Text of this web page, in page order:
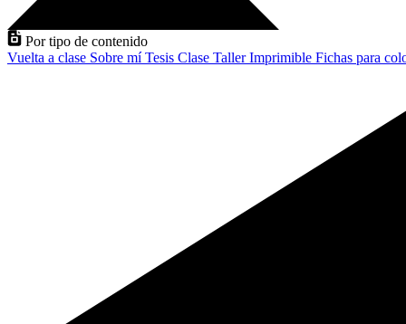
Por tipo de contenido
Vuelta a clase Sobre míTesis Clase TallerImprimible Fichas para